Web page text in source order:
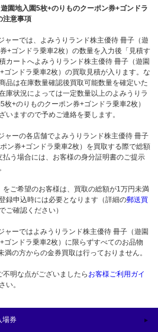
園地入園5枚+のりものクーポン券+ゴンドラ
注意事項
ーでは、よみうりランド株主優待 冊子（遊
+ゴンドラ乗車2枚）の数量を入力後「見積す
カートへよみうりランド株主優待 冊子（遊園
ゴンドラ乗車2枚）の買取見積が入ります。な
品は在庫数量確認後買取可能数量を確定いた
庫状況によっては一定数量以上のよみうりラ
+のりものクーポン券+ゴンドラ乗車2枚）
いますので予めご連絡を要します。
ーの各店舗でよみうりランド株主優待 冊子
ン券+ゴンドラ乗車2枚）を買取する際で総額
う場合には、お客様の身分証明書のご提示
ご希望のお客様は、買取の総額が1万円未満
録申込時には必要となります（詳細の郵送買
ご確認ください）
ーではよみうりランド株主優待 冊子（遊園
ゴンドラ乗車2枚）に限らずすべてのお品物
の方からの金券買取は行っておりません。
明な点がございましたら お客様ご利用ガイ
い。
場券